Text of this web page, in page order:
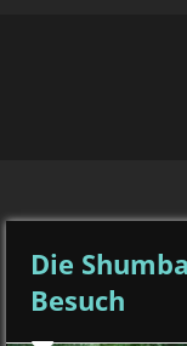
Die
Besuch